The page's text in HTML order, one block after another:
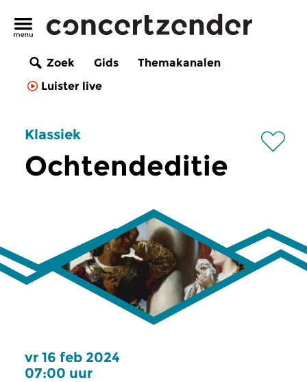
Zoek Gids
Themakanalen
Luister live
Klassiek
Ochtendeditie
vr 16 feb 2024
07:00 uur